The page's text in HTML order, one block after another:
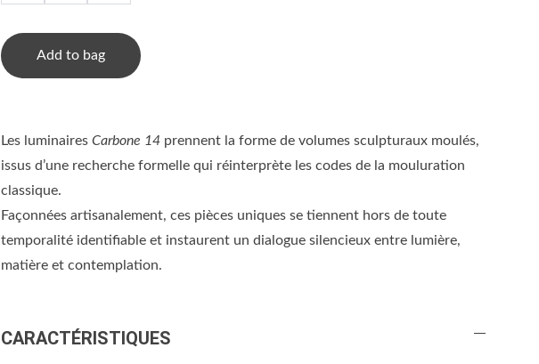
Add to bag
Les luminaires Carbone 14 prennent la forme de volumes sculpturaux moulés,
issus d’une recherche formelle qui réinterprète les codes de la mouluration
classique.
Façonnées artisanalement, ces pièces uniques se tiennent hors de toute
temporalité identifiable et instaurent un dialogue silencieux entre lumière,
matière et contemplation.
CARACTÉRISTIQUES